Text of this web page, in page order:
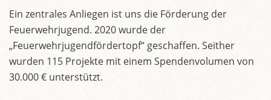
Ein zentrales Anliegen ist uns die Förderung der
Feuerwehrjugend. 2020 wurde der
„Feuerwehrjugendfördertopf“ geschaffen. Seither
wurden 115 Projekte mit einem Spendenvolumen von
30.000 € unterstützt.